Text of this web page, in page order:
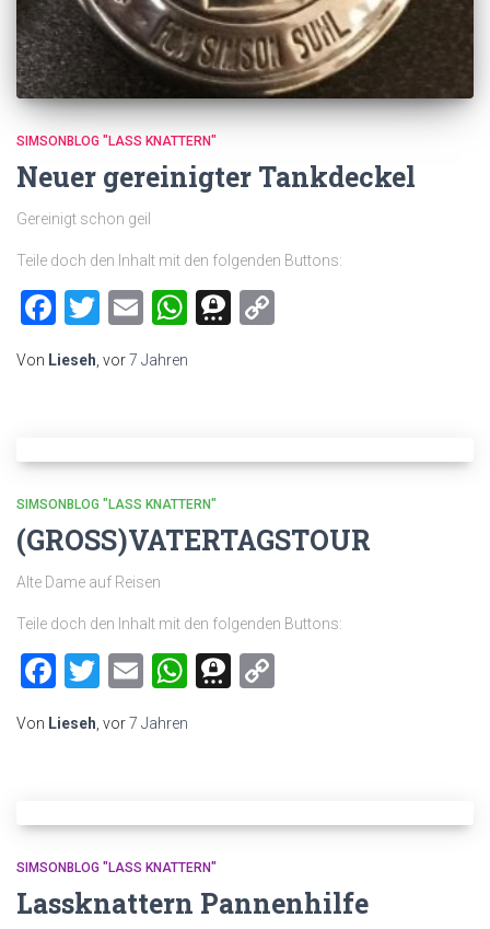
SIMSONBLOG "LASS KNATTERN"
Neuer gereinigter Tankdeckel
Gereinigt schon geil
Teile doch den Inhalt mit den folgenden Buttons:
Facebook
Twitter
EmailWhatsApp
Threema
Von Lieseh , vor7 Jahren
SIMSONBLOG "LASS KNATTERN"
(GROSS)VATERTAGSTOUR
Alte Dame auf Reisen
Teile doch den Inhalt mit den folgenden Buttons:
Facebook
Twitter
EmailWhatsApp
Threema
Von Lieseh , vor7 Jahren
SIMSONBLOG "LASS KNATTERN"
Lassknattern Pannenhilfe